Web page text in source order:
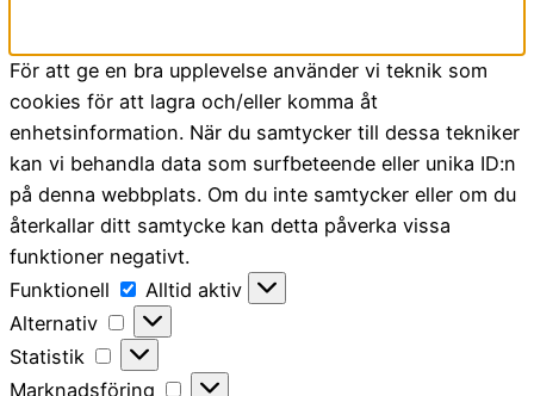
För att ge en bra upplevelse använder vi teknik som
cookies för att lagra och/eller komma åt
enhetsinformation. När du samtycker till dessa tekniker
kan vi behandla data som surfbeteende eller unika ID:n
på denna webbplats. Om du inte samtycker eller om du
återkallar ditt samtycke kan detta påverka vissa
funktioner negativt.
Funktionell
Funktionell
Alltid aktiv
Alternativ
Alternativ
Statistik
Statistik
Marknadsföring
Marknadsföring